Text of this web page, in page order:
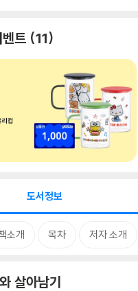
트 11
도서정보
소개 목차 저자 소개
살아남기